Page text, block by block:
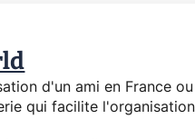
d'un ami en France
qui facilite